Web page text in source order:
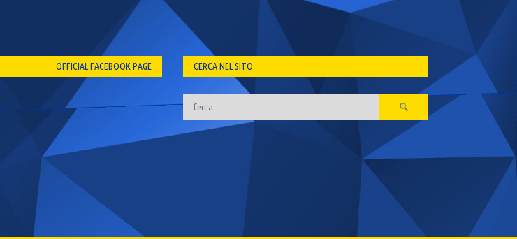
OFFICIAL FACEBOOK PAGE CERCA NEL SITO
Ricerca
per: